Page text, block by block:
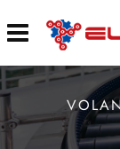
Open